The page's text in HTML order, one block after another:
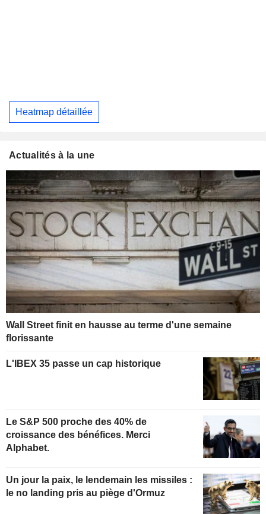
Heatmap détaillée
Actualités à la une
Wall Street finit en hausse au terme d'une semaine
florissante
L'IBEX 35 passe un cap historique
Le S&P 500 proche des 40% de
croissance des bénéfices. Merci
Alphabet.
Un jour la paix, le lendemain les missiles :
le no landing pris au piège d'Ormuz